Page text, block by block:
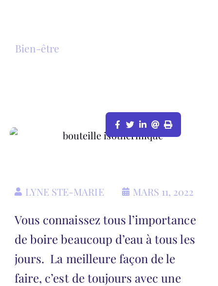
Bien-être
LYNE STE-MARIE MARS 11, 2022
Vous connaissez tous l’importance
de boire beaucoup d’eau à tous les
jours. La meilleure façon de le
faire, c’est de toujours avec une